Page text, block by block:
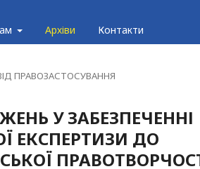
Архіви Контакти
ПРАВОЗАСТОСУВАННЯ
У ЗАБЕЗПЕЧЕННІ
ЕКСПЕРТИЗИ ДО